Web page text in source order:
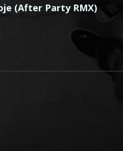
(After Party RMX)